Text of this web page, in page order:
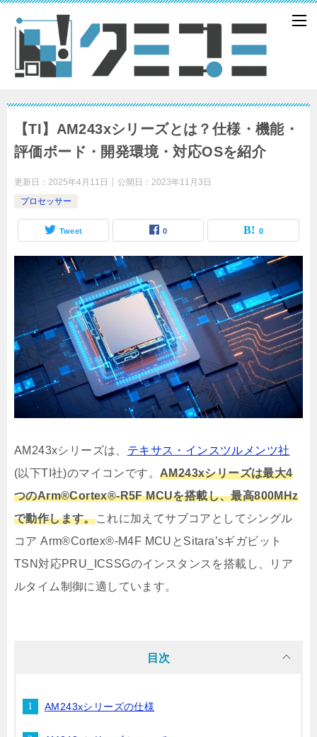
【TI】AM243xシリーズとは？仕様・機能・
評価ボード・開発環境・対応OSを紹介
更新日： 2025年4月11日 公開日： 2023年11月3日
プロセッサー
Tweet 0 0
AM243xシリーズは、 テキサス・インスツルメンツ社
(以下TI社)のマイコンです。 AM243xシリーズは最大4
つのArm®Cortex®-R5F MCUを搭載し、最高800MHz
で動作します。これに加えてサブコアとしてシングル
コア Arm®Cortex®-M4F MCUとSitara’sギガビット
TSN対応PRU_ICSSGのインスタンスを搭載し、リア
ルタイム制御に適しています。
目次
AM243xシリーズの仕様